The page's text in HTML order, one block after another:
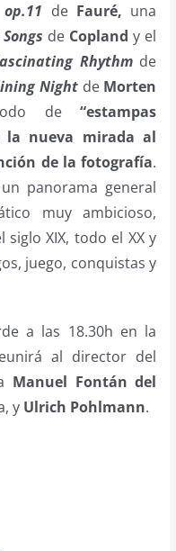
de Fauré, una
de Copland y el
Rhythmde
Nightde Morten
de“estampas
la nueva mirada al
de la fotografía.
panorama general
muy ambicioso,
XIX, todo el XX y
juego, conquistas y
a las 18.30h en la
al director del
Manuel Fontán del
y Ulrich Pohlmann.